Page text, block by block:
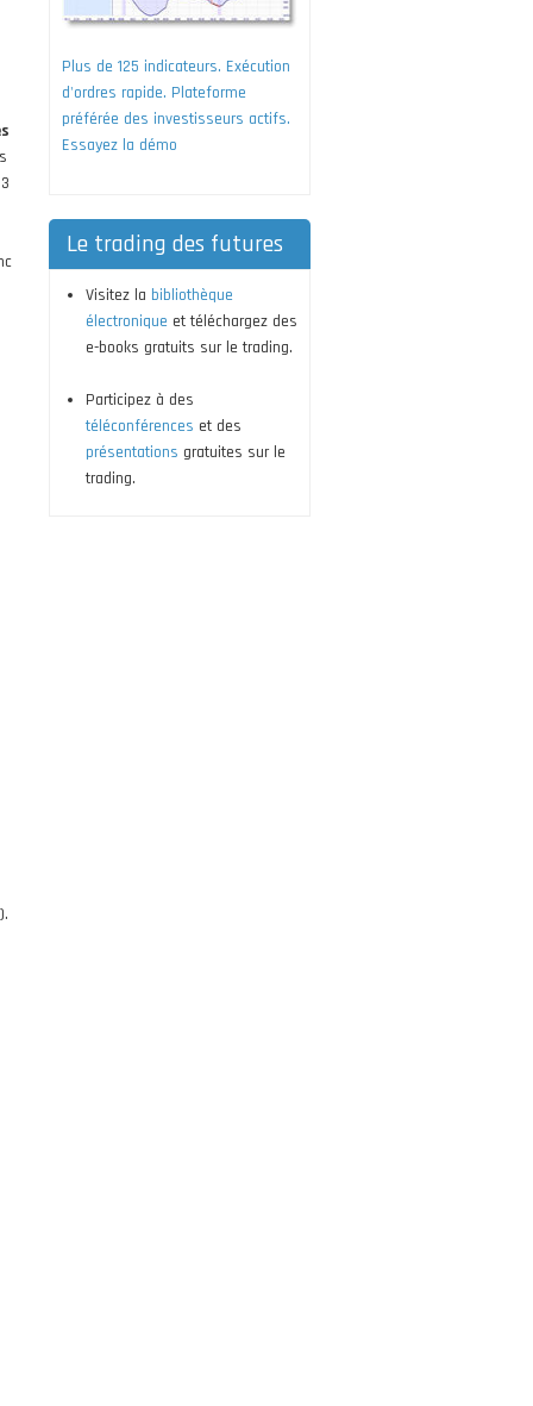
Plus de 125 indicateurs. Exécution
d'ordres rapide. Plateforme
préférée des investisseurs actifs.
Essayez la démo
Le trading des futures
Visitez la bibliothèque
électronique et téléchargez des
e-books gratuits sur le trading.
Participez à des
téléconférences et des
présentations gratuites sur le
trading.